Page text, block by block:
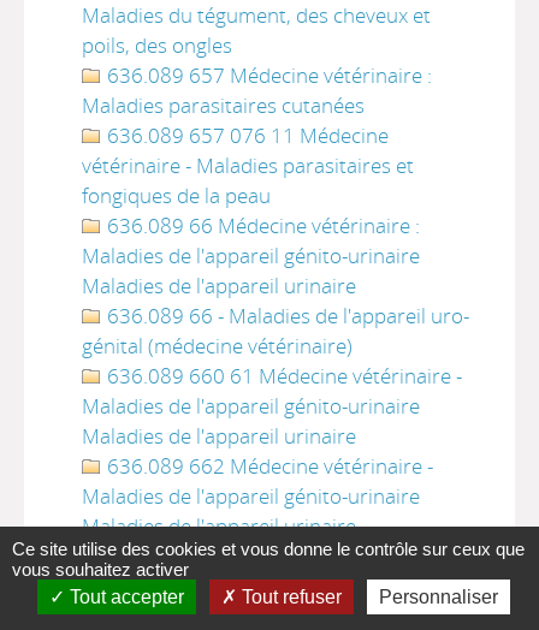
Maladies du tégument, des cheveux et
poils, des ongles
636.089 657 Médecine vétérinaire :
Maladies parasitaires cutanées
636.089 657 076 11 Médecine
vétérinaire - Maladies parasitaires et
fongiques de la peau
636.089 66 Médecine vétérinaire :
Maladies de l'appareil génito-urinaire
Maladies de l'appareil urinaire
636.089 66 - Maladies de l'appareil uro-
génital (médecine vétérinaire)
636.089 660 61 Médecine vétérinaire -
Maladies de l'appareil génito-urinaire
Maladies de l'appareil urinaire
636.089 662 Médecine vétérinaire -
Maladies de l'appareil génito-urinaire
Maladies de l'appareil urinaire
636.089 662 2 Médecine vétérinaire -
Maladies de l'appareil génito-urinaire
Maladies de l'appareil urinaire
Ce site utilise des cookies et vous donne le contrôle sur ceux que
vous souhaitez activer
Tout accepter
Tout refuser Personnaliser